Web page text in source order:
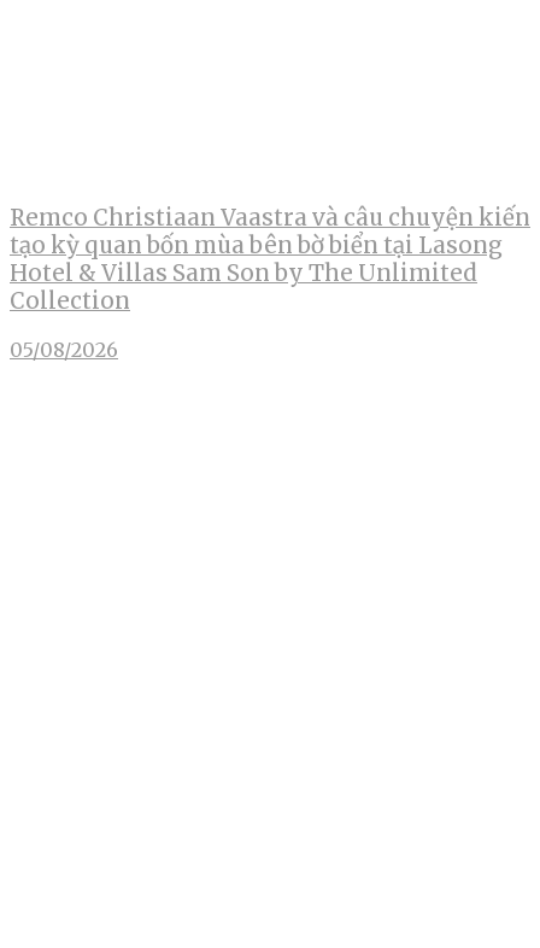
Remco Christiaan Vaastra và câu chuyện kiến
tạo kỳ quan bốn mùa bên bờ biển tại Lasong
Hotel & Villas Sam Son by The Unlimited
Collection
05/08/2026